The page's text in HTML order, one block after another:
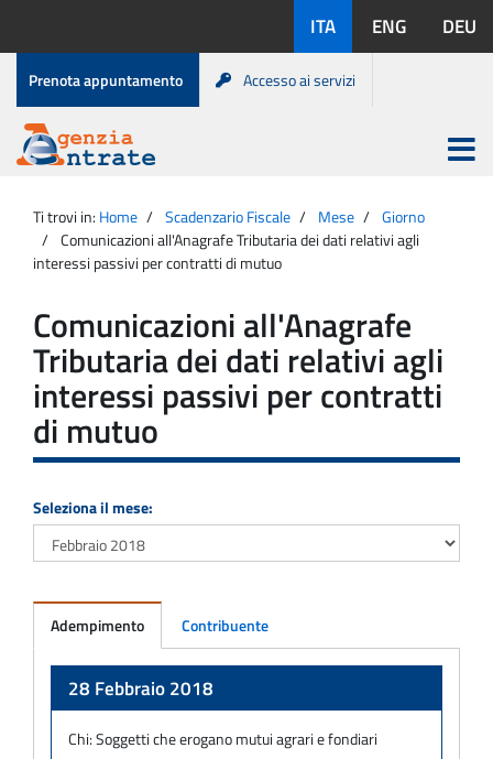
contenuto
disponibili:
ITA ENG DEU
Menu
di
servizio
Prenota appuntamento Accesso ai servizi
Agenzia
Entrate
Apri
menu
principale
Ti trovi in: Home Scadenzario Fiscale Mese
Giorno
Comunicazioni all'Anagrafe Tributaria dei dati relativi agli
interessi passivi per contratti di mutuo
Comunicazioni all'Anagrafe
Tributaria dei dati relativi agli
interessi passivi per contratti
di mutuo
Seleziona il mese:
Adempimento Contribuente
28 Febbraio 2018
Chi:Soggetti che erogano mutui agrari e fondiari